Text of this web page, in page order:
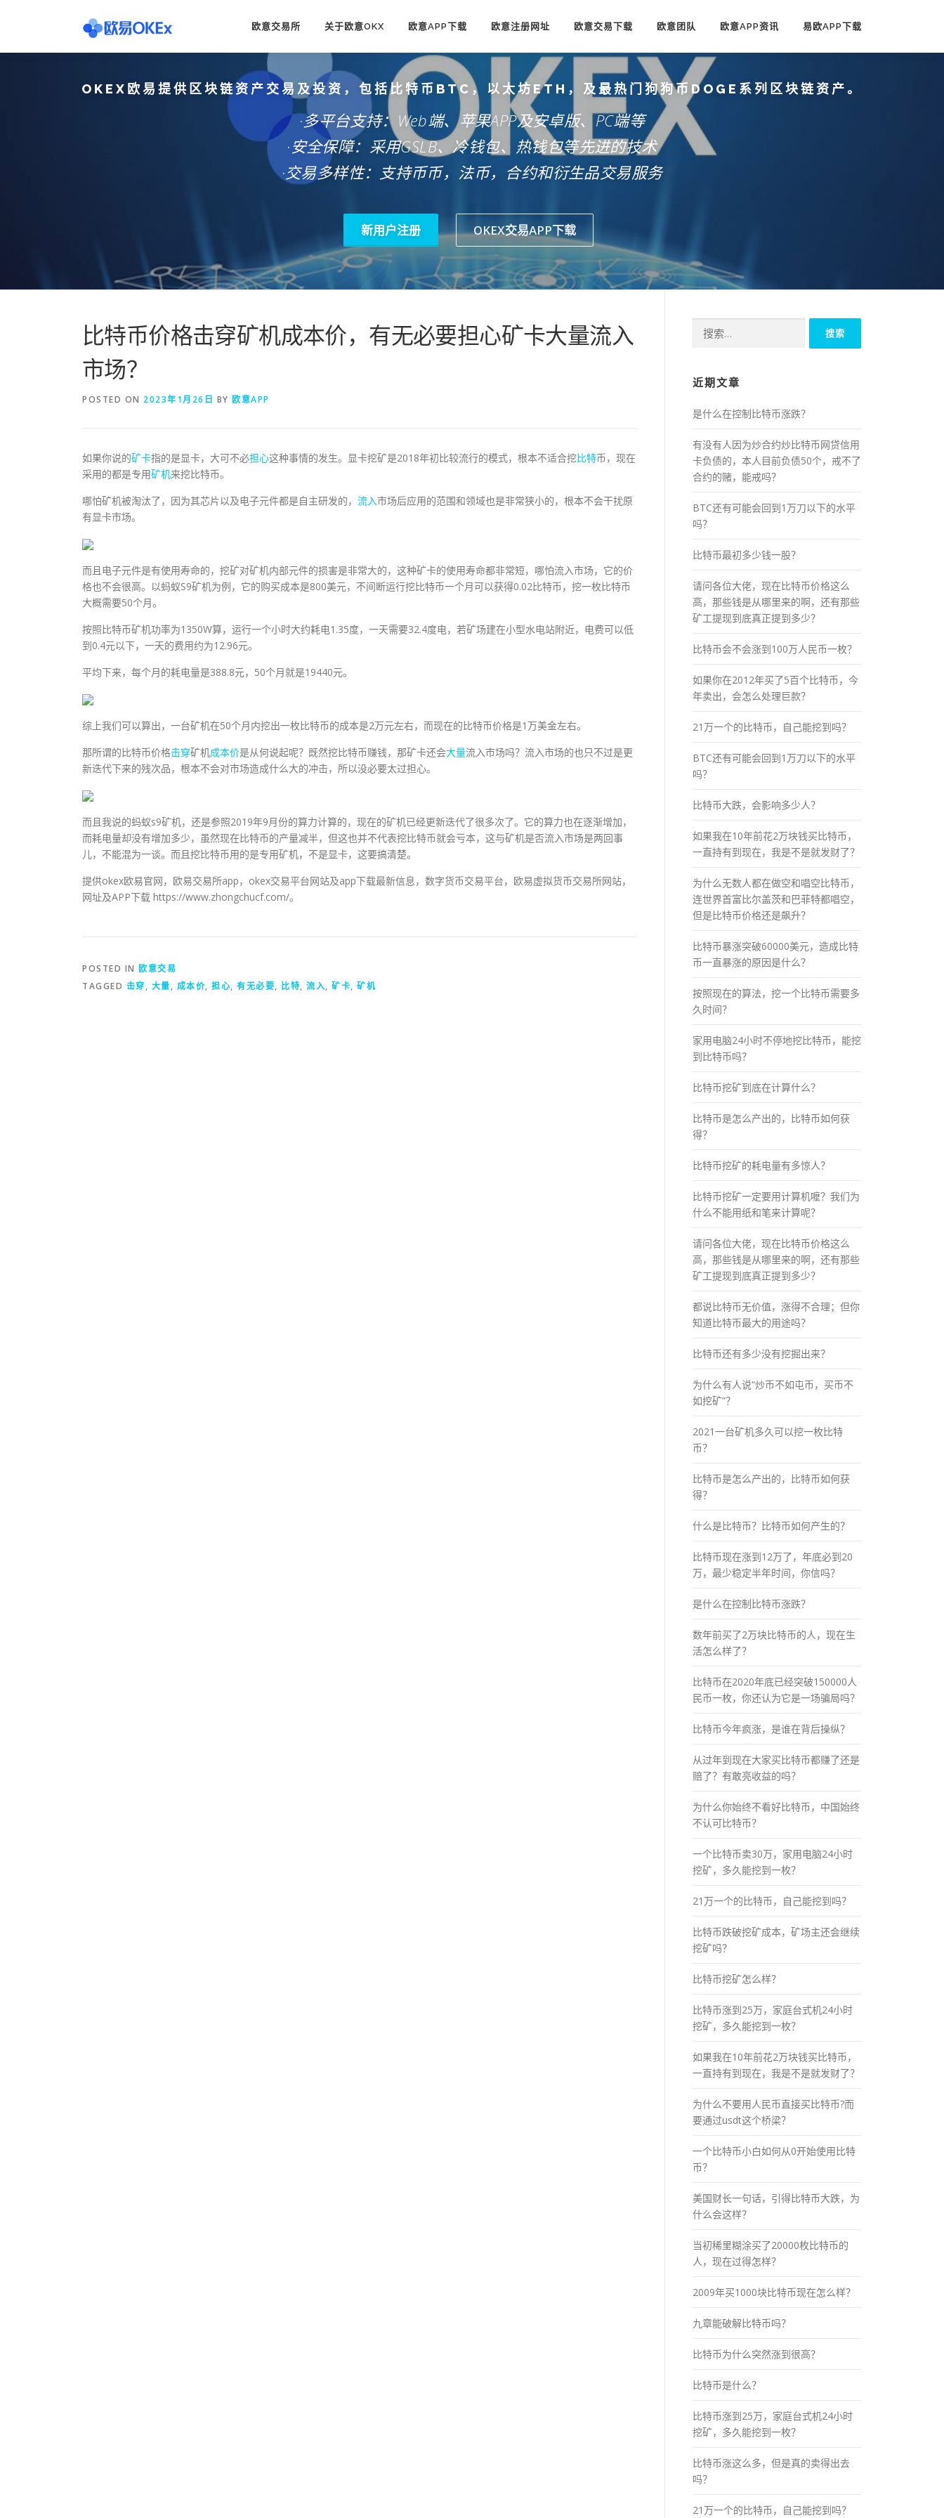
欧意交易所 关于欧意OKX 欧意APP下载 欧意注册网址 欧意交易下载 欧意团队 欧意APP资讯 易欧APP下载
OKEX欧易提供区块链资产交易及投资，包括比特币BTC，以太坊ETH，及最热门狗狗币DOGE系列区块链资产。
·多平台支持：Web端、苹果APP及安卓版、PC端等
·安全保障：采用GSLB、冷钱包、热钱包等先进的技术
·交易多样性：支持币币，法币，合约和衍生品交易服务
新用户注册 OKEX交易APP下载
比特币价格击穿矿机成本价，有无必要担心矿卡大量流入
市场？
POSTED ON 2023年1月26日 BY 欧意APP
如果你说的矿卡指的是显卡，大可不必担心这种事情的发生。显卡挖矿是2018年初比较流行的模式，根本不适合挖比特币，现在
采用的都是专用矿机来挖比特币。
哪怕矿机被淘汰了，因为其芯片以及电子元件都是自主研发的， 流入市场后应用的范围和领域也是非常狭小的，根本不会干扰原
有显卡市场。
而且电子元件是有使用寿命的，挖矿对矿机内部元件的损害是非常大的，这种矿卡的使用寿命都非常短，哪怕流入市场，它的价
格也不会很高。以蚂蚁S9矿机为例，它的购买成本是800美元，不间断运行挖比特币一个月可以获得0.02比特币，挖一枚比特币
大概需要50个月。
按照比特币矿机功率为1350W算，运行一个小时大约耗电1.35度，一天需要32.4度电，若矿场建在小型水电站附近，电费可以低
到0.4元以下，一天的费用约为12.96元。
平均下来，每个月的耗电量是388.8元，50个月就是19440元。
综上我们可以算出，一台矿机在50个月内挖出一枚比特币的成本是2万元左右，而现在的比特币价格是1万美金左右。
那所谓的比特币价格击穿矿机成本价是从何说起呢？既然挖比特币赚钱，那矿卡还会大量流入市场吗？流入市场的也只不过是更
新迭代下来的残次品，根本不会对市场造成什么大的冲击，所以没必要太过担心。
而且我说的蚂蚁s9矿机，还是参照2019年9月份的算力计算的，现在的矿机已经更新迭代了很多次了。它的算力也在逐渐增加，
而耗电量却没有增加多少，虽然现在比特币的产量减半，但这也并不代表挖比特币就会亏本，这与矿机是否流入市场是两回事
儿，不能混为一谈。而且挖比特币用的是专用矿机，不是显卡，这要搞清楚。
提供okex欧易官网，欧易交易所app，okex交易平台网站及app下载最新信息，数字货币交易平台，欧易虚拟货币交易所网站，
网址及APP下载 https://www.zhongchucf.com/。
POSTED IN 欧意交易
TAGGED 击穿, 大量, 成本价, 担心, 有无必要, 比特, 流入, 矿卡, 矿机
索：
近期文章
是什么在控制比特币涨跌？
有没有人因为炒合约炒比特币网贷信用
卡负债的，本人目前负债50个，戒不了
合约的赌，能戒吗？
BTC还有可能会回到1万刀以下的水平
吗？
比特币最初多少钱一股？
请问各位大佬，现在比特币价格这么
高，那些钱是从哪里来的啊，还有那些
矿工提现到底真正提到多少？
比特币会不会涨到100万人民币一枚？
如果你在2012年买了5百个比特币，今
年卖出，会怎么处理巨款？
21万一个的比特币，自己能挖到吗？
BTC还有可能会回到1万刀以下的水平
吗？
比特币大跌，会影响多少人？
如果我在10年前花2万块钱买比特币，
一直持有到现在，我是不是就发财了？
为什么无数人都在做空和唱空比特币，
连世界首富比尔盖茨和巴菲特都唱空，
但是比特币价格还是飙升？
比特币暴涨突破60000美元，造成比特
币一直暴涨的原因是什么？
按照现在的算法，挖一个比特币需要多
久时间？
家用电脑24小时不停地挖比特币，能挖
到比特币吗？
比特币挖矿到底在计算什么？
比特币是怎么产出的，比特币如何获
得？
比特币挖矿的耗电量有多惊人？
比特币挖矿一定要用计算机嚒？我们为
什么不能用纸和笔来计算呢？
请问各位大佬，现在比特币价格这么
高，那些钱是从哪里来的啊，还有那些
矿工提现到底真正提到多少？
都说比特币无价值，涨得不合理；但你
知道比特币最大的用途吗？
比特币还有多少没有挖掘出来？
为什么有人说“炒币不如屯币，买币不
如挖矿”？
2021一台矿机多久可以挖一枚比特
币？
比特币是怎么产出的，比特币如何获
得？
什么是比特币？比特币如何产生的？
比特币现在涨到12万了，年底必到20
万，最少稳定半年时间，你信吗？
是什么在控制比特币涨跌？
数年前买了2万块比特币的人，现在生
活怎么样了？
比特币在2020年底已经突破150000人
民币一枚，你还认为它是一场骗局吗？
比特币今年疯涨，是谁在背后操纵？
从过年到现在大家买比特币都赚了还是
赔了？有敢亮收益的吗？
为什么你始终不看好比特币，中国始终
不认可比特币？
一个比特币卖30万，家用电脑24小时
挖矿，多久能挖到一枚？
21万一个的比特币，自己能挖到吗？
比特币跌破挖矿成本，矿场主还会继续
挖矿吗？
比特币挖矿怎么样？
比特币涨到25万，家庭台式机24小时
挖矿，多久能挖到一枚？
如果我在10年前花2万块钱买比特币，
一直持有到现在，我是不是就发财了？
为什么不要用人民币直接买比特币?而
要通过usdt这个桥梁？
一个比特币小白如何从0开始使用比特
币？
美国财长一句话，引得比特币大跌，为
什么会这样？
当初稀里糊涂买了20000枚比特币的
人，现在过得怎样？
2009年买1000块比特币现在怎么样？
九章能破解比特币吗？
比特币为什么突然涨到很高？
比特币是什么？
比特币涨到25万，家庭台式机24小时
挖矿，多久能挖到一枚？
比特币涨这么多，但是真的卖得出去
吗？
21万一个的比特币，自己能挖到吗？